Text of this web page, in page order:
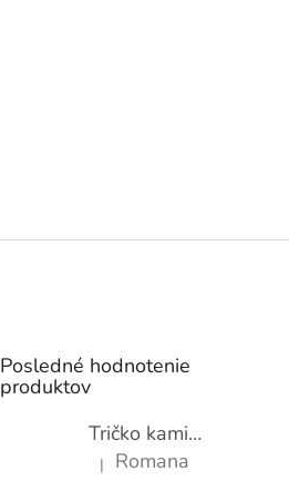
Posledné hodnotenie
produktov
Tričko kamióny pre chlapcov - novinka (98-134)
Hodnotenie produktu je 5 z 5
| Romana